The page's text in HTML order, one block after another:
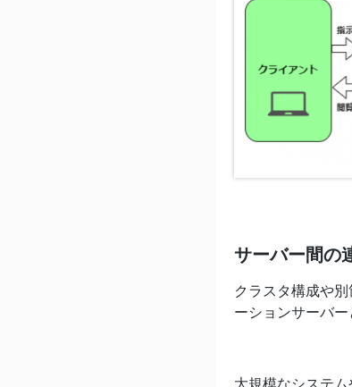
サーバー間の
クラスタ構成や
ーションサーバ